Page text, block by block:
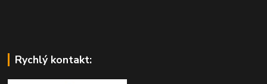
Rychlý kontakt: